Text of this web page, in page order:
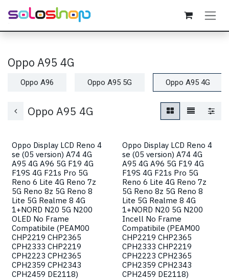
Passa al contenuto
Oppo A95 4G
Oppo A96 Oppo A95 5G Oppo A95 4G
Oppo A95 4G
Oppo Display LCD Reno 4
se (05 version) A74 4G
A95 4G A96 5G F19 4G
F19S 4G F21s Pro 5G
Reno 6 Lite 4G Reno 7z
5G Reno 8z 5G Reno 8
Lite 5G Realme 8 4G
1+NORD N20 5G N200
OLED No Frame
Compatibile (PEAM00
CHP2219 CHP2365
CPH2333 CHP2219
CPH2223 CPH2365
CPH2359 CPH2343
CPH2459 DE2118)
Oppo Display LCD Reno 4
se (05 version) A74 4G
A95 4G A96 5G F19 4G
F19S 4G F21s Pro 5G
Reno 6 Lite 4G Reno 7z
5G Reno 8z 5G Reno 8
Lite 5G Realme 8 4G
1+NORD N20 5G N200
Incell No Frame
Compatibile (PEAM00
CHP2219 CHP2365
CPH2333 CHP2219
CPH2223 CPH2365
CPH2359 CPH2343
CPH2459 DE2118)